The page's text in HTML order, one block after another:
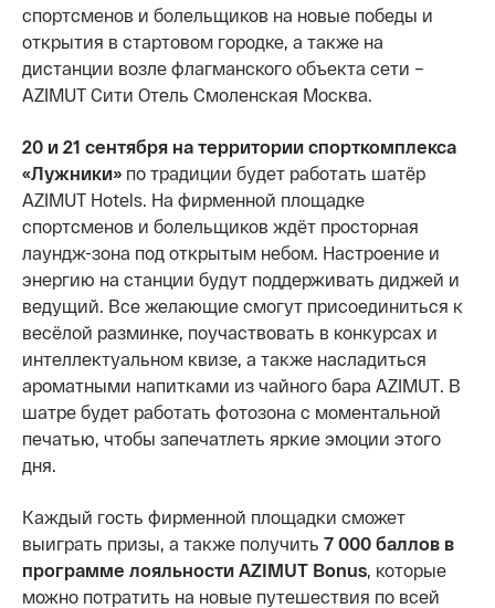
спортсменов и болельщиков на новые победы и
открытия в стартовом городке, а также на
дистанции возле флагманского объекта сети –
AZIMUT Сити Отель Смоленская Москва.
20 и 21 сентября на территории спорткомплекса
«Лужники» по традиции будет работать шатёр
AZIMUT Hotels. На фирменной площадке
спортсменов и болельщиков ждёт просторная
лаундж-зона под открытым небом. Настроение и
энергию на станции будут поддерживать диджей и
ведущий. Все желающие смогут присоединиться к
весёлой разминке, поучаствовать в конкурсах и
интеллектуальном квизе, а также насладиться
ароматными напитками из чайного бара AZIMUT. В
шатре будет работать фотозона с моментальной
печатью, чтобы запечатлеть яркие эмоции этого
дня.
Каждый гость фирменной площадки сможет
выиграть призы, а также получить 7 000 баллов в
программе лояльности AZIMUT Bonus, которые
можно потратить на новые путешествия по всей